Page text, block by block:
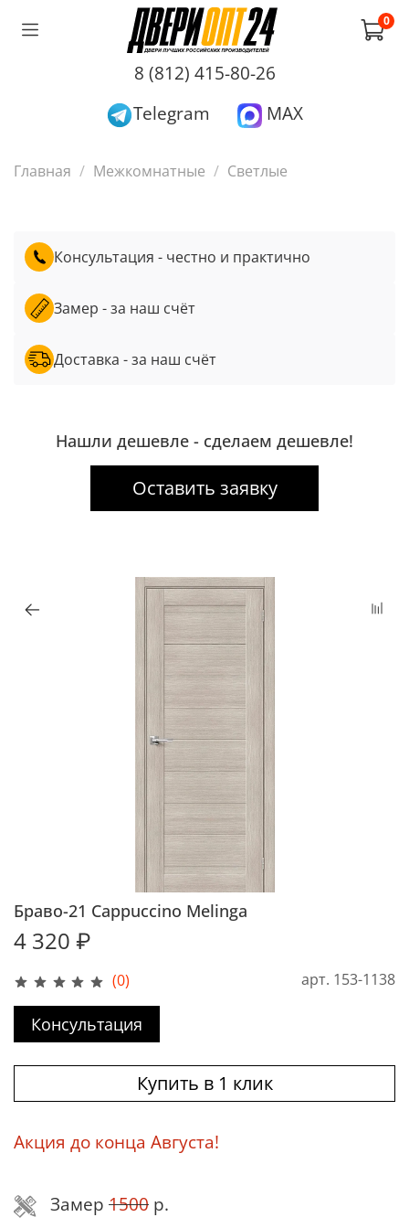
0
8 (812) 415-80-26
Telegram
MAX
Главная Межкомнатные Светлые
Консультация - честно и практично
Замер - за наш счёт
Доставка - за наш счёт
Нашли дешевле - сделаем дешевле!
Оставить заявку
(0) арт. 153-1138
Браво-21 Cappuccino Melinga
4 320 ₽
Консультация
Купить в 1 клик
Акция до конца Августа!
Замер 1500 р.